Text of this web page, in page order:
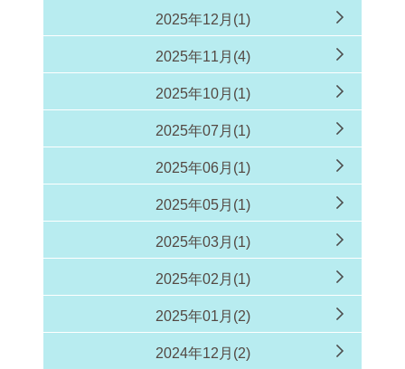
2025年12月(1)
2025年11月(4)
2025年10月(1)
2025年07月(1)
2025年06月(1)
2025年05月(1)
2025年03月(1)
2025年02月(1)
2025年01月(2)
2024年12月(2)